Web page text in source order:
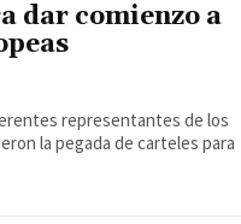
dar comienzo a
representantes de los
la pegada de carteles para